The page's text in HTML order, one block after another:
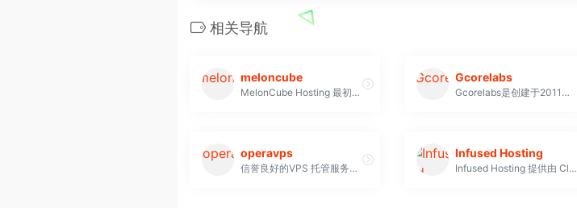
相关导航
meloncube
MelonCube Hosting 最初于 2013 年 3 月作为一家 Minecraft 托管公司成立。随着时间的推移，该公司进行了重组和重新设计，以提供更好的服务和基础设施。该公司的主要目标是以具有竞争力的价格提供最佳的 Minecraft 托管体验，同时在全球范围内扩展其服务和位置
Gcorelabs
Gcorelabs是创建于2011年的俄罗斯一家IDC服务商，Gcorelabs提供优质的托管服务和VPS主机服务
operavps
信誉良好的VPS 托管服务提供商，以其多样化的托管选项而闻名，可满足广泛用户的需求
Infused Hosting
Infused Hosting 提供由 CloudLinux 和 LiteSpeed 支持的英国高级网络托管服务，保证 99.9% 的正常运行时间，并提供 30 天退款保证